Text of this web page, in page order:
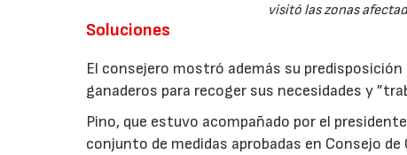
visitó las zonas
Soluciones
El consejero mostró además su
ganaderos para recoger sus necesidades y
Pino, que estuvo acompañado por el
conjunto de medidas aprobadas en Consejo